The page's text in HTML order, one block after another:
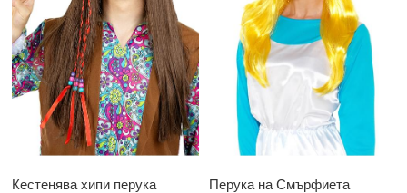
Кестенява хипи перука Перука на Смърфиета